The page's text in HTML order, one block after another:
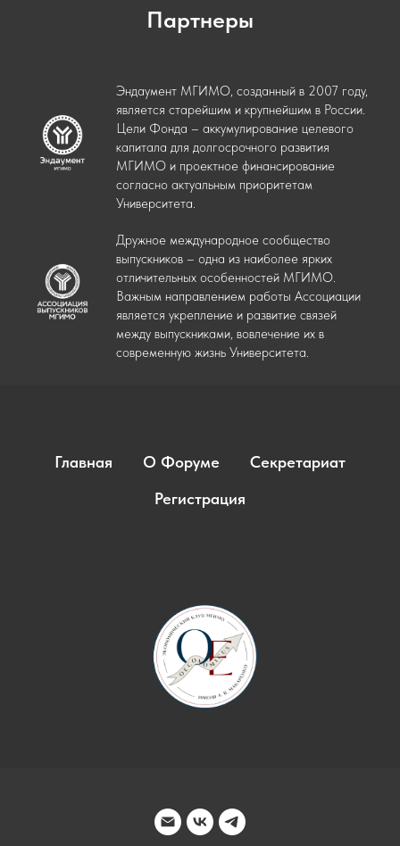
Партнеры
Эндаумент МГИМО, созданный в 2007 году,
является старейшим и крупнейшим в России.
Цели Фонда – аккумулирование целевого
капитала для долгосрочного развития
МГИМО и проектное финансирование
согласно актуальным приоритетам
Университета.
Дружное международное сообщество
выпускников – одна из наиболее ярких
отличительных особенностей МГИМО.
Важным направлением работы Ассоциации
является укрепление и развитие связей
между выпускниками, вовлечение их в
современную жизнь Университета.
Главная О Форуме
Секретариат
Регистрация